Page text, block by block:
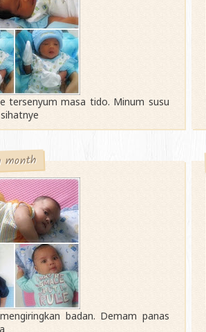
tersenyum masa tido. Minum susu
month
badan. Demam panas